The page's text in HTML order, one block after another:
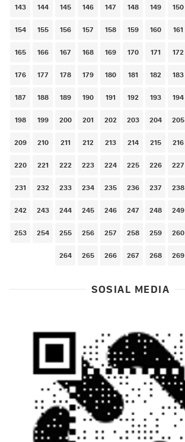
143 144 145 146 147 148 149 150
154 155 156 157 158 159 160 161
165 166 167 168 169 170 171 172
176 177 178 179 180 181 182 183
187 188 189 190 191 192 193 194
198 199 200 201 202 203 204 205
209 210 211 212 213 214 215 216
220 221 222 223 224 225 226 227
231 232 233 234 235 236 237 238
242 243 244 245 246 247 248 249
253 254 255 256 257 258 259 260
264 265 266 267 268 269
SOSIAL MEDIA